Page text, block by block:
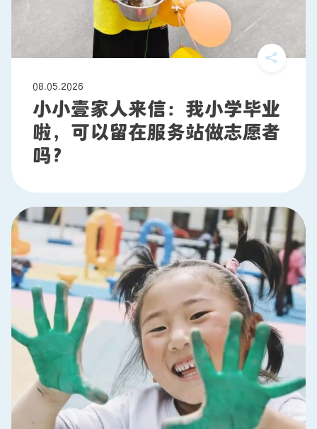
08.05.2026
小小壹家人来信：我小学毕业
啦，可以留在服务站做志愿者
吗？